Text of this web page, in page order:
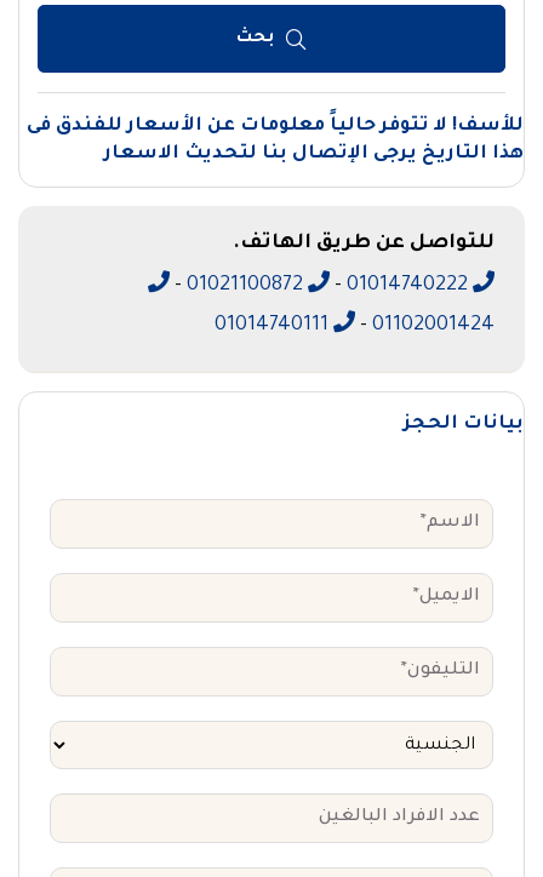
بحث
للأسف! لا تتوفر حالياً معلومات عن الأسعار للفندق فى
هذا التاريخ يرجى الإتصال بنا لتحديث الاسعار
للتواصل عن طريق الهاتف.
-
-
01102001424
-
بيانات الحجز